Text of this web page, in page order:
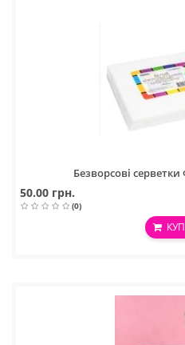
Безворсові
50.00 грн.
(0)